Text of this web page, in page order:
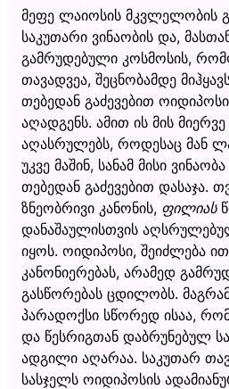
მეფე ლაიოსის მკვლელობის
საკუთარი ვინაობის და,
გამრუდებული კოსმოსის,
თავადვეა, შეცნობამდე
თებედან გაძევებით
აღადგენს. ამით ის მის
აღასრულებს, როდესაც მან
უკვე მაშინ, სანამ მისი
თებედან გაძევებით დასაჯა.
ზნეობრივი კანონის, ფილიას
დანაშაულისთვის
იყოს. ოიდიპოსი, შეიძლება
კანონიერებას, არამედ
გასწორებას ცდილობს.
პარადოქსი სწორედ ისაა,
და წესრიგთან დაბრუნებულ
ადგილი აღარაა. საკუთარ
სასჯელს ოიდიპოსის